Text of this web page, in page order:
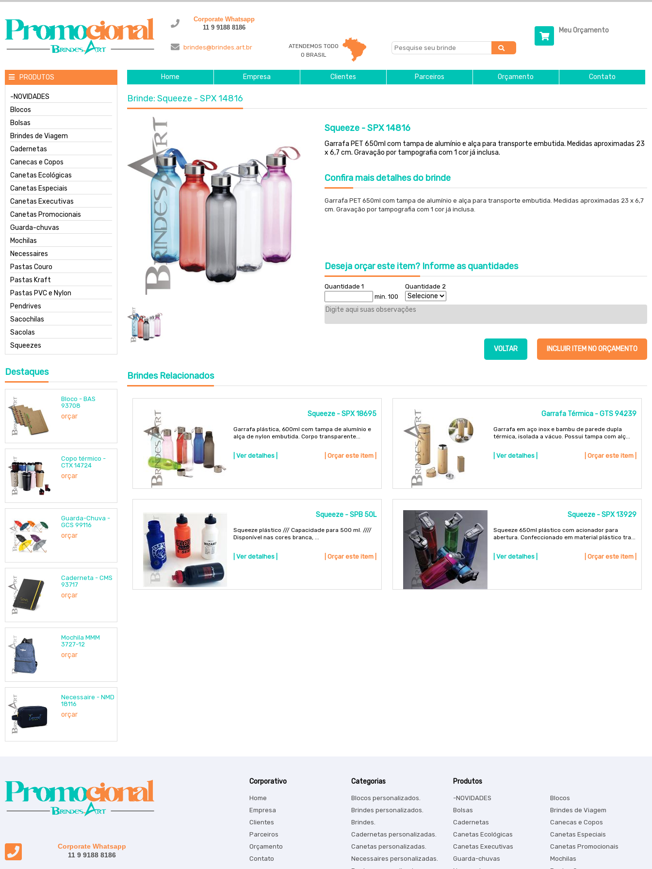
Corporate Whatsapp
11 9 9188 8186
brindes@brindes.art.br
ATENDEMOS TODO
O BRASIL
Meu Orçamento
PRODUTOS
-NOVIDADES
Blocos
Bolsas
Brindes de Viagem
Cadernetas
Canecas e Copos
Canetas Ecológicas
Canetas Especiais
Canetas Executivas
Canetas Promocionais
Guarda-chuvas
Mochilas
Necessaires
Pastas Couro
Pastas Kraft
Pastas PVC e Nylon
Pendrives
Sacochilas
Sacolas
Squeezes
Destaques
Bloco - BAS
93708
orçar
Copo térmico -
CTX 14724
orçar
Guarda-Chuva -
GCS 99116
orçar
Caderneta - CMS
93717
orçar
Mochila MMM
3727-12
orçar
Necessaire - NMD
18116
orçar
Home Empresa Clientes Parceiros Orçamento Contato
Brinde: Squeeze - SPX 14816
Squeeze - SPX 14816
Garrafa PET 650ml com tampa de alumínio e alça para transporte embutida. Medidas aproximadas 23
x 6,7 cm. Gravação por tampografia com 1 cor já inclusa.
Confiramais detalhes do brinde
Garrafa PET 650ml com tampa de alumínio e alça para transporte embutida. Medidas aproximadas 23 x 6,7
cm. Gravação por tampografia com 1 cor já inclusa.
Deseja orçar este item?Informe as quantidades
Quantidade 1
min. 100
Quantidade 2
INCLUIR ITEM NO ORÇAMENTO
VOLTAR
BrindesRelacionados
Squeeze - SPX 18695
Garrafa plástica, 600ml com tampa de alumínio e
alça de nylon embutida. Corpo transparente...
| Ver detalhes | | Orçar este item |
Garrafa Térmica - GTS 94239
Garrafa em aço inox e bambu de parede dupla
térmica, isolada a vácuo. Possui tampa com alç...
| Ver detalhes | | Orçar este item |
Squeeze - SPB 50L
Squeeze plástico /// Capacidade para 500 ml. ////
Disponível nas cores branca, ...
| Ver detalhes | | Orçar este item |
Squeeze - SPX 13929
Squeeze 650ml plástico com acionador para
abertura. Confeccionado em material plástico tra...
| Ver detalhes | | Orçar este item |
Corporate Whatsapp
11 9 9188 8186
Corporativo
Home
Empresa
Clientes
Parceiros
Orçamento
Contato
Categorias
Blocos personalizados.
Brindes personalizados.
Brindes.
Cadernetas personalizadas.
Canetas personalizadas.
Necessaires personalizadas.
Produtos
-NOVIDADES
Blocos
Bolsas
Brindes de Viagem
Cadernetas
Canecas e Copos
Canetas Ecológicas
Canetas Especiais
Canetas Executivas
Canetas Promocionais
Guarda-chuvas
Mochilas